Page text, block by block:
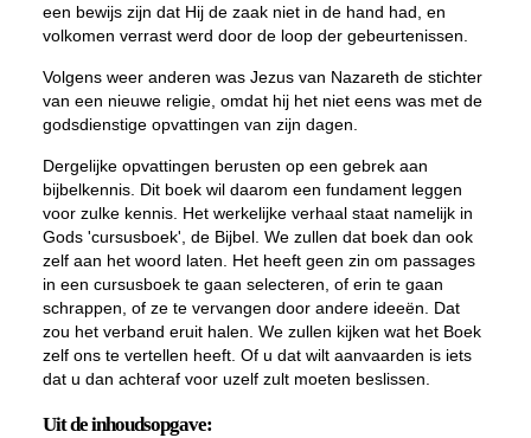
een bewijs zijn dat Hij de zaak niet in de hand had, en
volkomen verrast werd door de loop der gebeurtenissen.
Volgens weer anderen was Jezus van Nazareth de stichter
van een nieuwe religie, omdat hij het niet eens was met de
godsdienstige opvattingen van zijn dagen.
Dergelijke opvattingen berusten op een gebrek aan
bijbelkennis. Dit boek wil daarom een fundament leggen
voor zulke kennis. Het werkelijke verhaal staat namelijk in
Gods 'cursusboek', de Bijbel. We zullen dat boek dan ook
zelf aan het woord laten. Het heeft geen zin om passages
in een cursusboek te gaan selecteren, of erin te gaan
schrappen, of ze te vervangen door andere ideeën. Dat
zou het verband eruit halen. We zullen kijken wat het Boek
zelf ons te vertellen heeft. Of u dat wilt aanvaarden is iets
dat u dan achteraf voor uzelf zult moeten beslissen.
Uit de inhoudsopgave: